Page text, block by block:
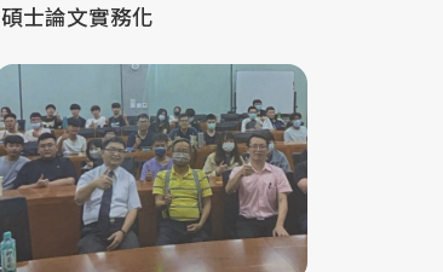
碩士論文實務化